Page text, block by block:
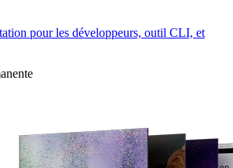
pour les développeurs, outil CLI, et